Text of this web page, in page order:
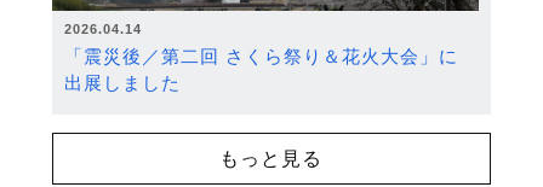
2026.04.14
「震災後／第二回 さくら祭り＆花火大会」に
出展しました
もっと見る